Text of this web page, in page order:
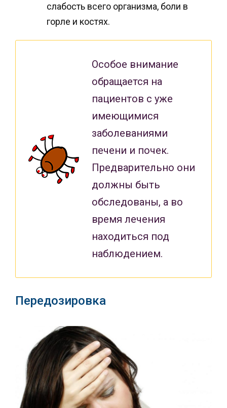
слабость всего организма, боли в
горле и костях.
Особое внимание
обращается на
пациентов с уже
имеющимися
заболеваниями
печени и почек.
Предварительно они
должны быть
обследованы, а во
время лечения
находиться под
наблюдением.
Передозировка